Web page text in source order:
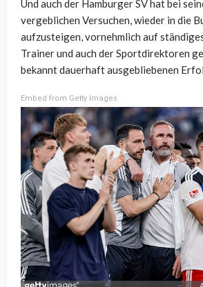
Und auch der Hamburger SV hat bei
vergeblichen Versuchen, wieder in die
aufzusteigen, vornehmlich auf
Trainer und auch der Sportdirektoren
bekannt dauerhaft ausgebliebenen
Embed from Getty Images